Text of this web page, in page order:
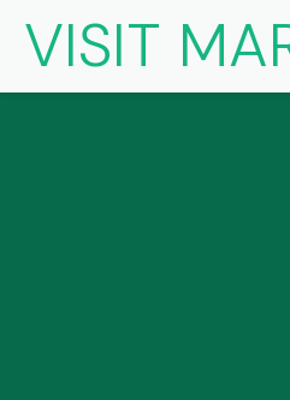
VISIT